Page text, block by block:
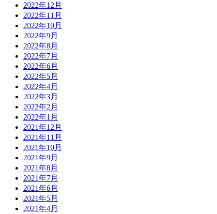
2022年12月
2022年11月
2022年10月
2022年9月
2022年8月
2022年7月
2022年6月
2022年5月
2022年4月
2022年3月
2022年2月
2022年1月
2021年12月
2021年11月
2021年10月
2021年9月
2021年8月
2021年7月
2021年6月
2021年5月
2021年4月